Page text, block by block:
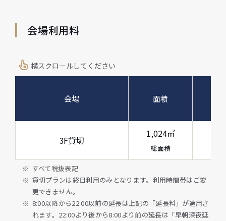
会場利用料
横スクロールしてください
会場 面積
3F貸切
1,024㎡
総面積
すべて税抜表記
貸切プランは終日利用のみとなります。利用時間帯はご変
更できません。
8:00以降から22:00以前の延長は上記の「延長料」が適用さ
れます。22:00より後から8:00より前の延長は「早朝深夜延